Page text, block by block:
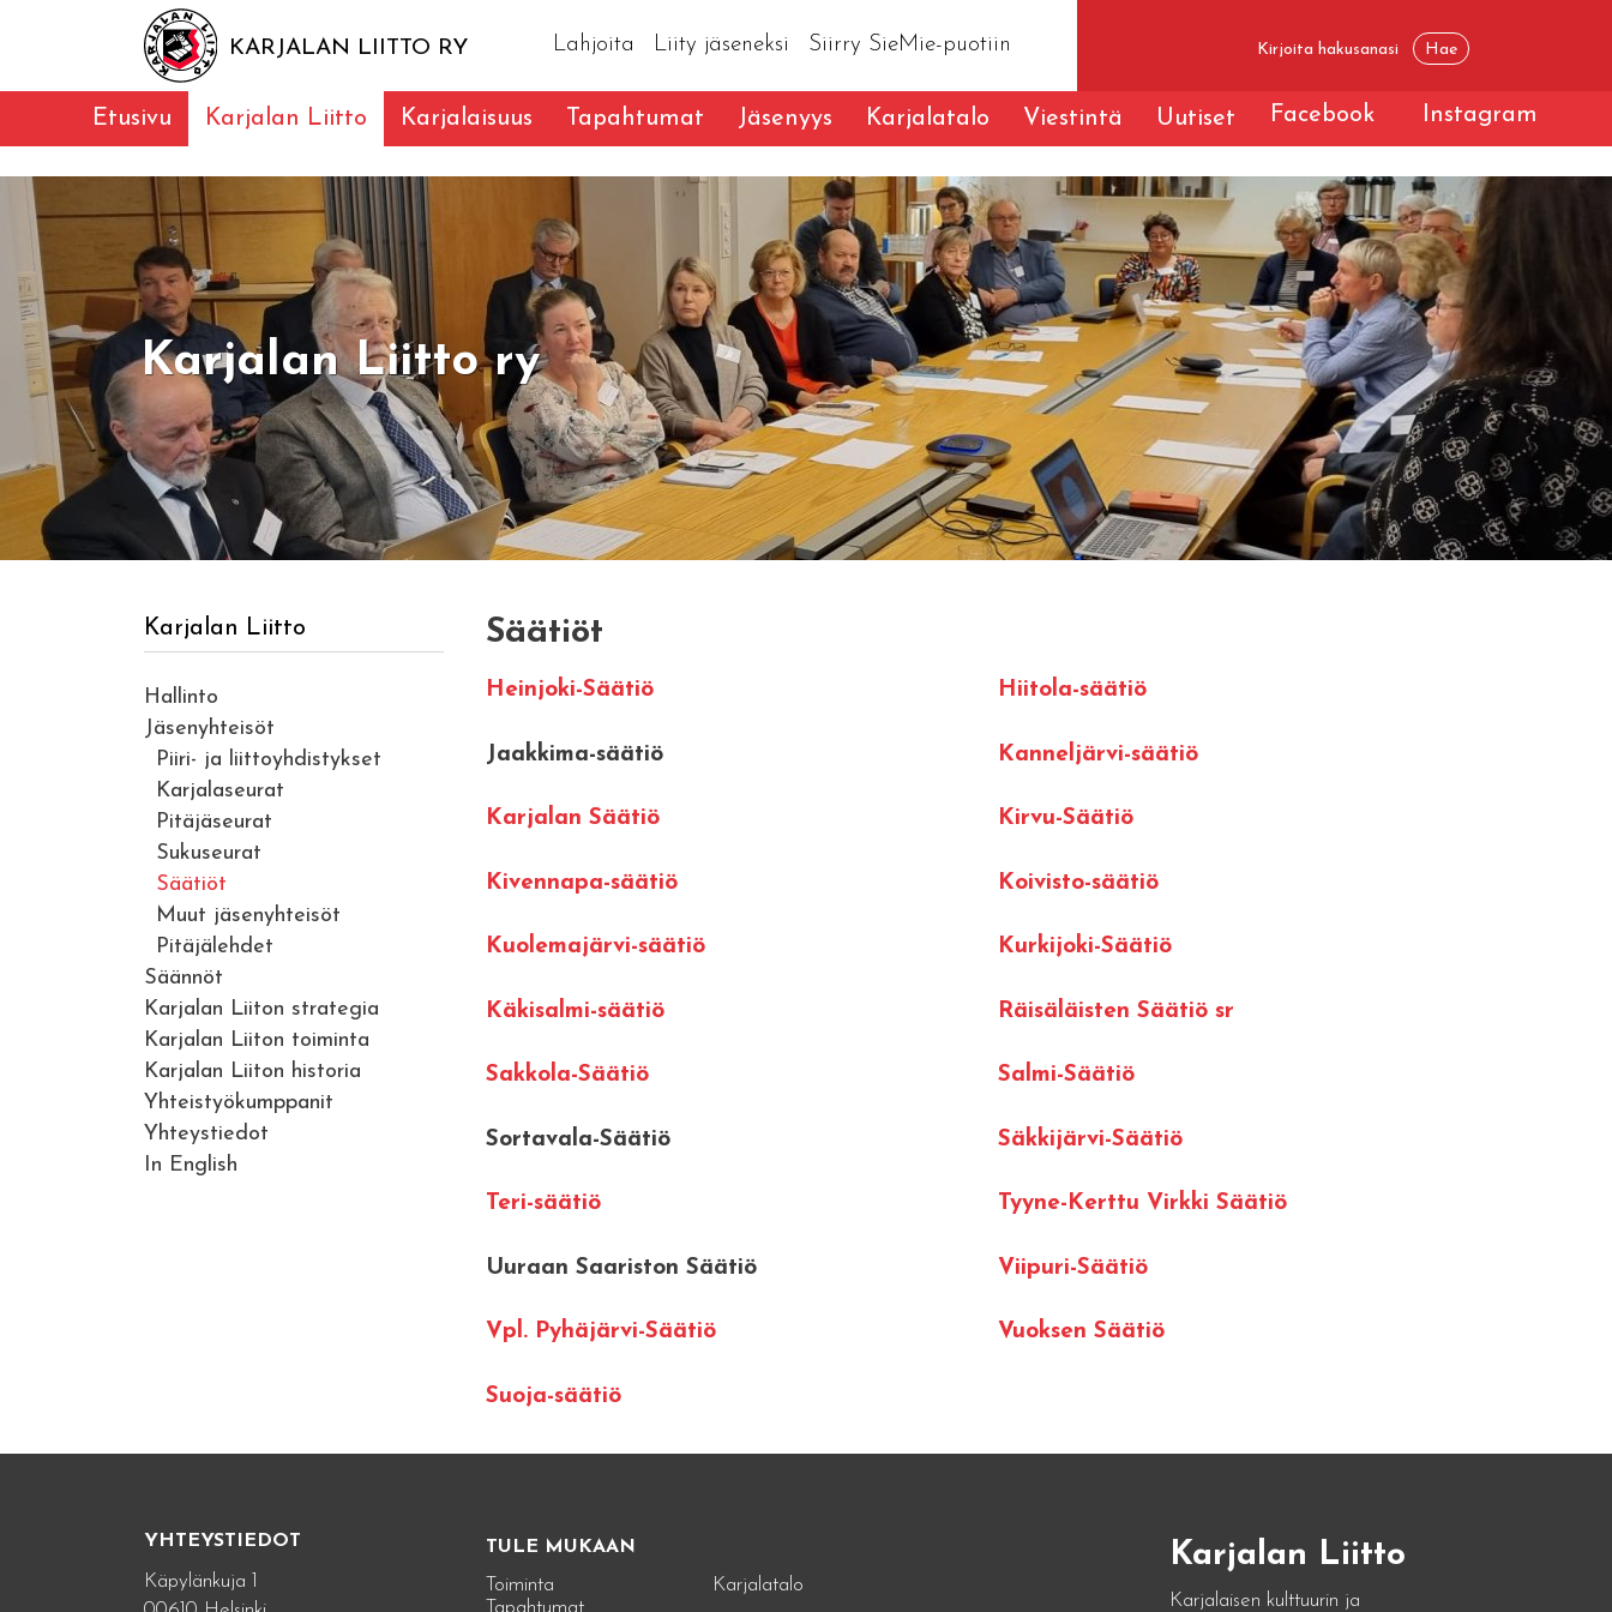
KARJALAN LIITTO RY Lahjoita Liity jäseneksi Siirry SieMie-puotiin
Etusivu Karjalan Liitto Karjalaisuus Tapahtumat Jäsenyys Karjalatalo Viestintä Uutiset Facebook Instagram
Karjalan Liitto ry
Karjalan Liitto
Hallinto
Jäsenyhteisöt
Piiri- ja liittoyhdistykset
Karjalaseurat
Pitäjäseurat
Sukuseurat
Säätiöt
Muut jäsenyhteisöt
Pitäjälehdet
Säännöt
Karjalan Liiton strategia
Karjalan Liiton toiminta
Karjalan Liiton historia
Yhteistyökumppanit
Yhteystiedot
In English
Säätiöt
Heinjoki-Säätiö Hiitola-säätiö
Jaakkima-säätiö Kanneljärvi-säätiö
Karjalan Säätiö Kirvu-Säätiö
Kivennapa-säätiö Koivisto-säätiö
Kuolemajärvi-säätiö Kurkijoki-Säätiö
Käkisalmi-säätiö Räisäläisten Säätiö sr
Sakkola-Säätiö Salmi-Säätiö
Sortavala-Säätiö Säkkijärvi-Säätiö
Teri-säätiö Tyyne-Kerttu Virkki Säätiö
Uuraan Saariston Säätiö Viipuri-Säätiö
Vpl. Pyhäjärvi-Säätiö Vuoksen Säätiö
Suoja-säätiö
YHTEYSTIEDOT
Käpylänkuja 1
TULE MUKAAN
Toiminta
Tapahtumat
Karjalatalo
Karjalan Liitto
Karjalaisen kulttuurin ja